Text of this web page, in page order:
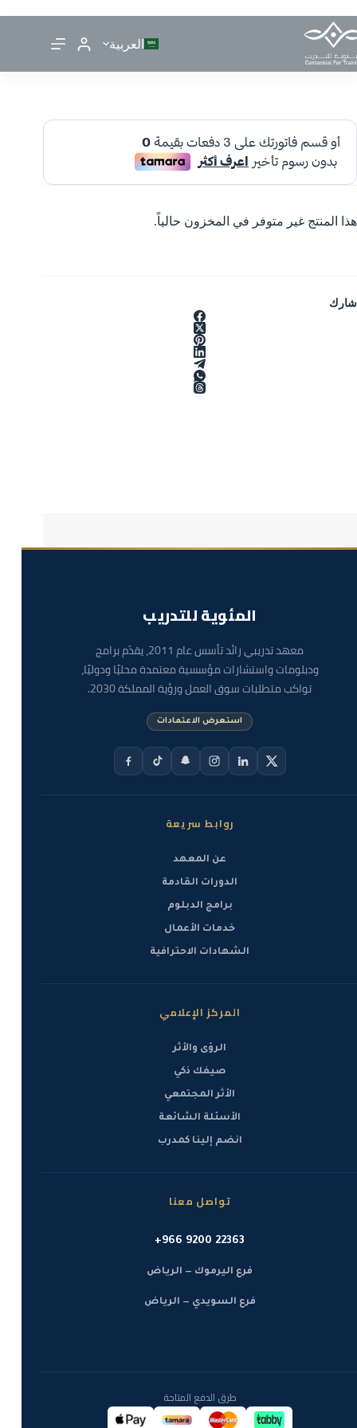
العربية
هذا المنتج غير متوفر في المخزون حالياً.
شارك
المئوية للتدريب
معهد تدريبي رائد تأسس عام 2011، يقدّم برامج
ودبلومات واستشارات مؤسسية معتمدة محليًا ودوليًا،
تواكب متطلبات سوق العمل ورؤية المملكة 2030.
استعرض الاعتمادات
روابط سريعة
عن المعهد
الدورات القادمة
برامج الدبلوم
خدمات الأعمال
الشهادات الاحترافية
المركز الإعلامي
الرؤى والأثر
صيفك ذكي
الأثر المجتمعي
الأسئلة الشائعة
انضم إلينا كمدرب
تواصل معنا
+966 9200 22363
فرع اليرموك — الرياض
فرع السويدي — الرياض
طرق الدفع المتاحة